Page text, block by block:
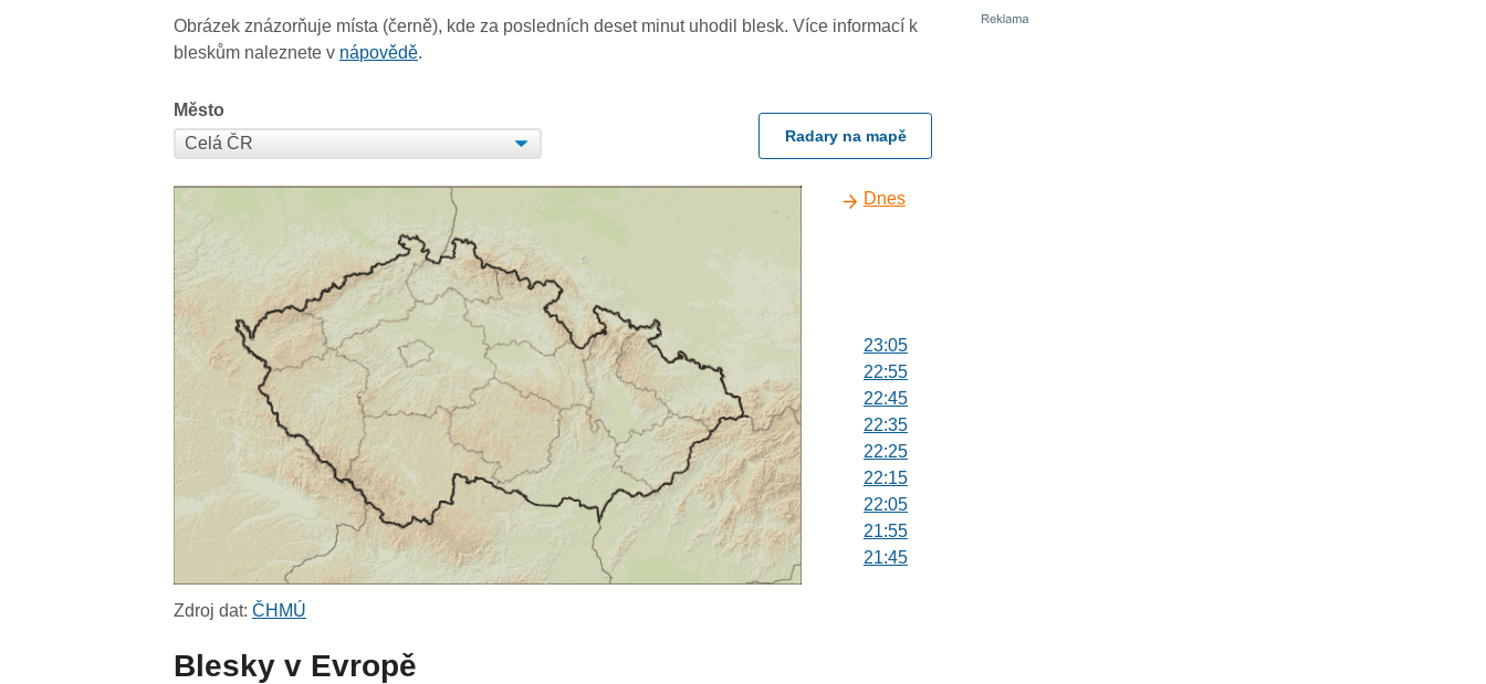
Obrázek znázorňuje místa (černě), kde za posledních deset minut uhodil blesk. Více informací k
bleskům naleznete v nápovědě.
Město
Radary na mapě
Dnes
23:05
22:55
22:45
22:35
22:25
22:15
22:05
21:55
21:45
Zdroj dat:ČHMÚ
Blesky v Evropě